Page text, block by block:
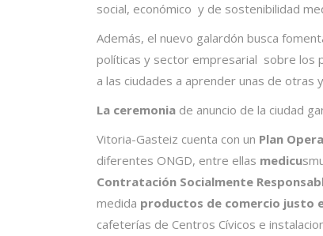
social, económico y de sostenibilidad
Además, el nuevo galardón busca
políticas y sector empresarial sobre los
a las ciudades a aprender unas de otras
La ceremonia de anuncio de la ciudad
Vitoria-Gasteiz cuenta con un Plan
diferentes ONGD, entre ellas medicu
Contratación Socialmente
medida productos de comercio justo
cafeterías de Centros Cívicos e